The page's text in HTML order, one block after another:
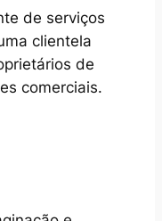
de serviços
clientela
de
comerciais.